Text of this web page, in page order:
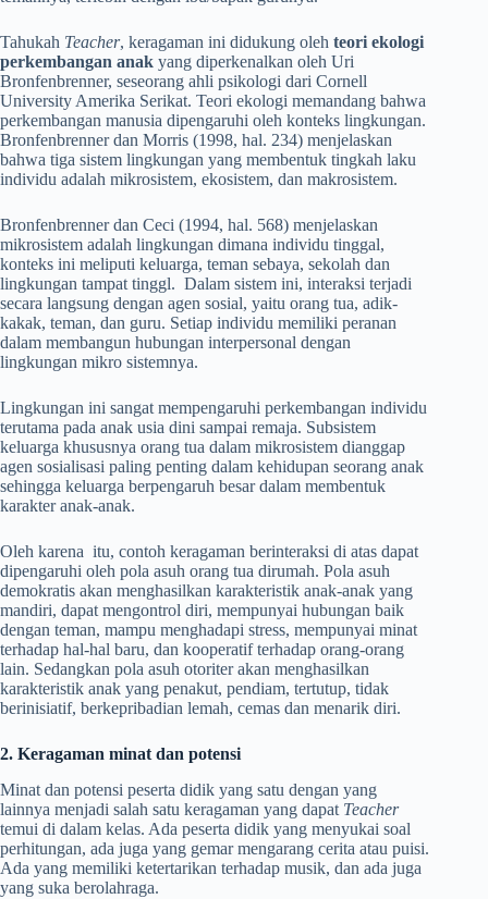
Tahukah Teacher, keragaman ini didukung oleh teori ekologi
perkembangan anak yang diperkenalkan oleh Uri
Bronfenbrenner, seseorang ahli psikologi dari Cornell
University Amerika Serikat. Teori ekologi memandang bahwa
perkembangan manusia dipengaruhi oleh konteks lingkungan.
Bronfenbrenner dan Morris (1998, hal. 234) menjelaskan
bahwa tiga sistem lingkungan yang membentuk tingkah laku
individu adalah mikrosistem, ekosistem, dan makrosistem.
Bronfenbrenner dan Ceci (1994, hal. 568) menjelaskan
mikrosistem adalah lingkungan dimana individu tinggal,
konteks ini meliputi keluarga, teman sebaya, sekolah dan
lingkungan tampat tinggl. Dalam sistem ini, interaksi terjadi
secara langsung dengan agen sosial, yaitu orang tua, adik-
kakak, teman, dan guru. Setiap individu memiliki peranan
dalam membangun hubungan interpersonal dengan
lingkungan mikro sistemnya.
Lingkungan ini sangat mempengaruhi perkembangan individu
terutama pada anak usia dini sampai remaja. Subsistem
keluarga khususnya orang tua dalam mikrosistem dianggap
agen sosialisasi paling penting dalam kehidupan seorang anak
sehingga keluarga berpengaruh besar dalam membentuk
karakter anak-anak.
Oleh karena itu, contoh keragaman berinteraksi di atas dapat
dipengaruhi oleh pola asuh orang tua dirumah. Pola asuh
demokratis akan menghasilkan karakteristik anak-anak yang
mandiri, dapat mengontrol diri, mempunyai hubungan baik
dengan teman, mampu menghadapi stress, mempunyai minat
terhadap hal-hal baru, dan kooperatif terhadap orang-orang
lain. Sedangkan pola asuh otoriter akan menghasilkan
karakteristik anak yang penakut, pendiam, tertutup, tidak
berinisiatif, berkepribadian lemah, cemas dan menarik diri.
2. Keragaman minat dan potensi
Minat dan potensi peserta didik yang satu dengan yang
lainnya menjadi salah satu keragaman yang dapat Teacher
temui di dalam kelas. Ada peserta didik yang menyukai soal
perhitungan, ada juga yang gemar mengarang cerita atau puisi.
Ada yang memiliki ketertarikan terhadap musik, dan ada juga
yang suka berolahraga.